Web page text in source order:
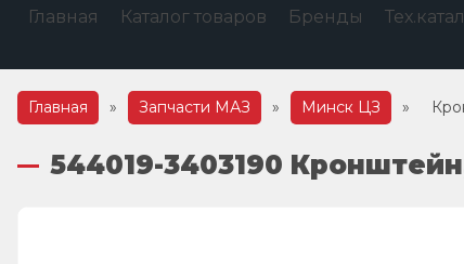
Главная Каталог товаров Бренды
Главная » Запчасти МАЗ » Минск ЦЗ »
544019-3403190